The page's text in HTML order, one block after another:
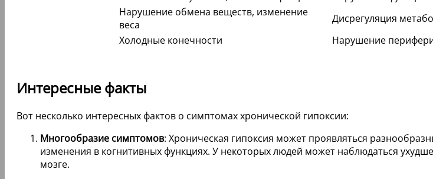
Нарушение обмена веществ, изменение
веса
Дисрегуляция
Холодные конечности
Нарушение
Интересные факты
Вот несколько интересных фактов о симптомах хронической гипоксии:
Многообразие симптомов: Хроническая гипоксия может проявляться
изменения в когнитивных функциях. У некоторых людей может наблюдаться
мозге.